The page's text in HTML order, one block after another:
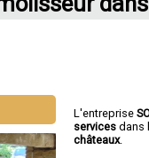
L'entreprise
services dans
châteaux.